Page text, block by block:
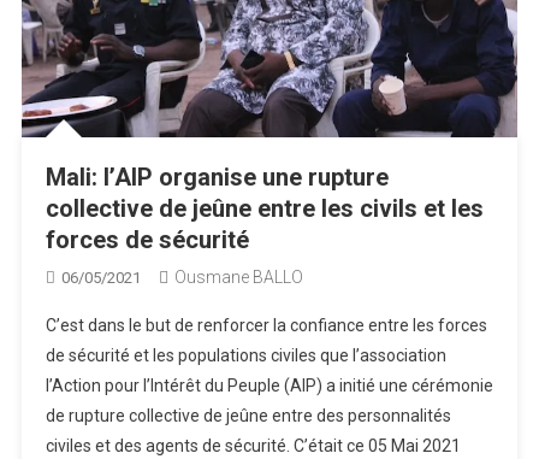
Mali: l’AIP organise une rupture
collective de jeûne entre les civils et les
forces de sécurité
06/05/2021 Ousmane BALLO
C’est dans le but de renforcer la confiance entre les forces
de sécurité et les populations civiles que l’association
l’Action pour l’Intérêt du Peuple (AIP) a initié une cérémonie
de rupture collective de jeûne entre des personnalités
civiles et des agents de sécurité. C’était ce 05 Mai 2021